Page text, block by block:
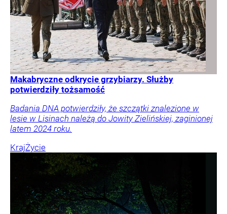
Makabryczne odkrycie grzybiarzy. Służby
potwierdziły tożsamość
Badania DNA potwierdziły, że szczątki znalezione w
lesie w Lisinach należą do Jowity Zielińskiej, zaginionej
latem 2024 roku.
KrajŻycie